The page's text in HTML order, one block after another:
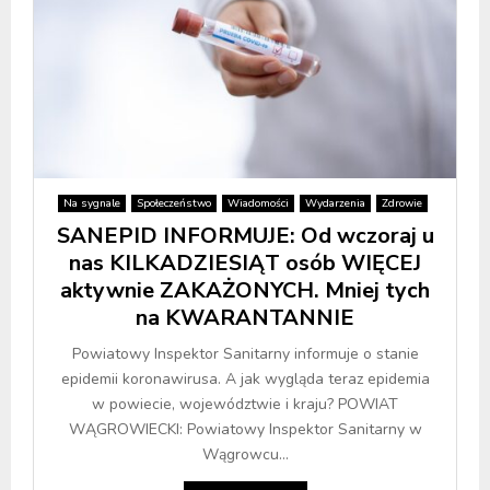
Na sygnale Społeczeństwo Wiadomości Wydarzenia Zdrowie
SANEPID INFORMUJE: Od wczoraj u
nas KILKADZIESIĄT osób WIĘCEJ
aktywnie ZAKAŻONYCH. Mniej tych
na KWARANTANNIE
Powiatowy Inspektor Sanitarny informuje o stanie
epidemii koronawirusa. A jak wygląda teraz epidemia
w powiecie, województwie i kraju? POWIAT
WĄGROWIECKI: Powiatowy Inspektor Sanitarny w
Wągrowcu...